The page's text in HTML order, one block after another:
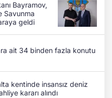
Bayramov,
Savunma
geldi
ait 34 binden fazla konutu
kentinde insansız deniz
kararı alındı